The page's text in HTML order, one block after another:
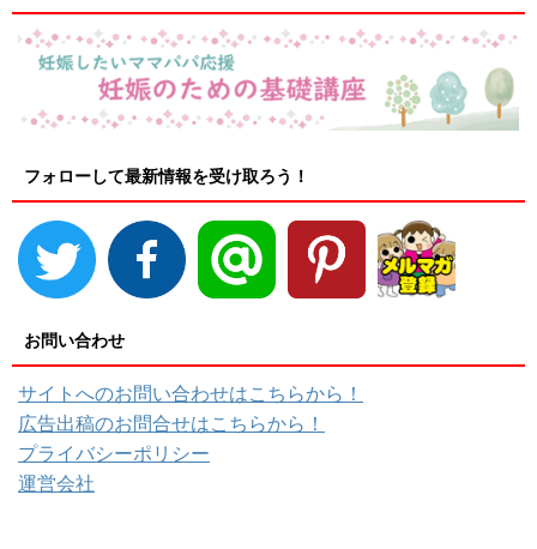
フォローして最新情報を受け取ろう！
お問い合わせ
サイトへのお問い合わせはこちらから！
広告出稿のお問合せはこちらから！
プライバシーポリシー
運営会社